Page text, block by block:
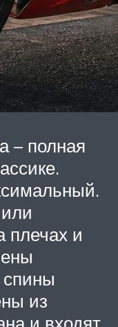
– полная
плечах и
из